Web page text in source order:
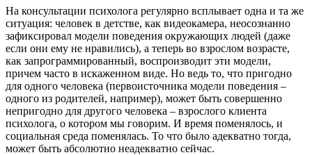
На консультации психолога регулярно всплывает одна и та же
ситуация: человек в детстве, как видеокамера, неосознанно
зафиксировал модели поведения окружающих людей (даже
если они ему не нравились), а теперь во взрослом возрасте,
как запрограммированный, воспроизводит эти модели,
причем часто в искаженном виде. Но ведь то, что пригодно
для одного человека (первоисточника модели поведения –
одного из родителей, например), может быть совершенно
непригодно для другого человека – взрослого клиента
психолога, о котором мы говорим. И время поменялось, и
социальная среда поменялась. То что было адекватно тогда,
может быть абсолютно неадекватно сейчас.